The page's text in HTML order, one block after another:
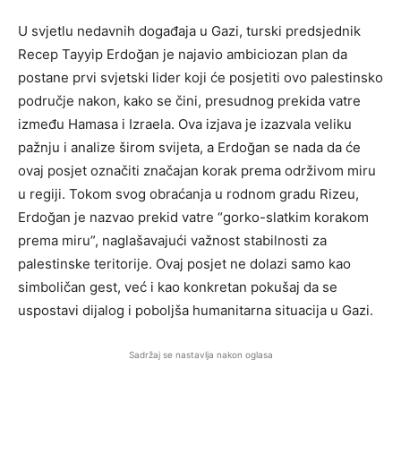
U svjetlu nedavnih događaja u Gazi, turski predsjednik
Recep Tayyip Erdoğan je najavio ambiciozan plan da
postane prvi svjetski lider koji će posjetiti ovo palestinsko
područje nakon, kako se čini, presudnog prekida vatre
između Hamasa i Izraela. Ova izjava je izazvala veliku
pažnju i analize širom svijeta, a Erdoğan se nada da će
ovaj posjet označiti značajan korak prema održivom miru
u regiji. Tokom svog obraćanja u rodnom gradu Rizeu,
Erdoğan je nazvao prekid vatre “gorko-slatkim korakom
prema miru”, naglašavajući važnost stabilnosti za
palestinske teritorije. Ovaj posjet ne dolazi samo kao
simboličan gest, već i kao konkretan pokušaj da se
uspostavi dijalog i poboljša humanitarna situacija u Gazi.
Sadržaj se nastavlja nakon oglasa